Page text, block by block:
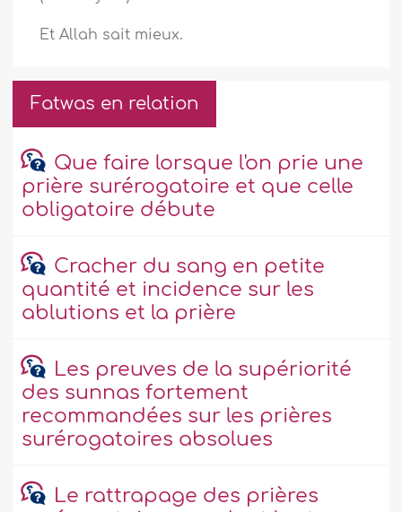
Et Allah sait mieux.
Fatwas en relation
Que faire lorsque l'on prie une
prière surérogatoire et que celle
obligatoire débute
Cracher du sang en petite
quantité et incidence sur les
ablutions et la prière
Les preuves de la supériorité
des sunnas fortement
recommandées sur les prières
surérogatoires absolues
Le rattrapage des prières